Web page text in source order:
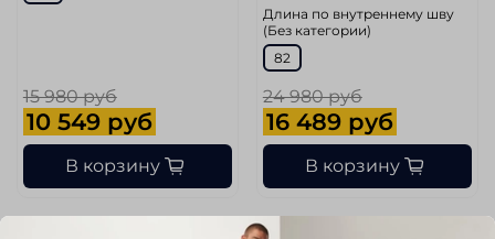
15 980 руб
10 549 руб
В корзину
Длина по внутреннему шву
(Без категории)
82
24 980 руб
16 489 руб
В корзину